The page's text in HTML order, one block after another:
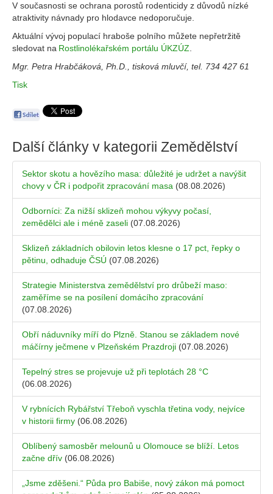
V současnosti se ochrana porostů rodenticidy z důvodů nízké
atraktivity návnady pro hlodavce nedoporučuje.
Aktuální vývoj populací hraboše polního můžete nepřetržitě
sledovat na Rostlinolékařském portálu ÚKZÚZ
Mgr. Petra Hrabčáková, Ph.D., tisková mluvčí, tel. 734 427 61
Tisk
Další články v kategorii Zemědělství
Sektor skotu a hovězího masa: důležité je udržet a navýšit
chovy v ČR i podpořit zpracování masa (08.08.2026)
Odborníci: Za nižší sklizeň mohou výkyvy počasí,
zemědělci ale i méně zaseli (07.08.2026)
Sklizeň základních obilovin letos klesne o 17 pct, řepky o
pětinu, odhaduje ČSÚ (07.08.2026)
Strategie Ministerstva zemědělství pro drůbeží maso:
zaměříme se na posílení domácího zpracování
(07.08.2026)
Obří náduvníky míří do Plzně. Stanou se základem nové
máčírny ječmene v Plzeňském Prazdroji (07.08.2026)
Tepelný stres se projevuje už při teplotách 28 °C
(06.08.2026)
V rybnících Rybářství Třeboň vyschla třetina vody, nejvíce
v historii firmy (06.08.2026)
Oblíbený samosběr melounů u Olomouce se blíží. Letos
začne dřív (06.08.2026)
„Jsme zděšeni.“ Půda pro Babiše, nový zákon má pomoct